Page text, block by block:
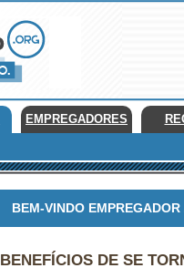
EMPREGADORES
BEM-VINDO EMPREGADOR
BENEFÍCIOS DE SE